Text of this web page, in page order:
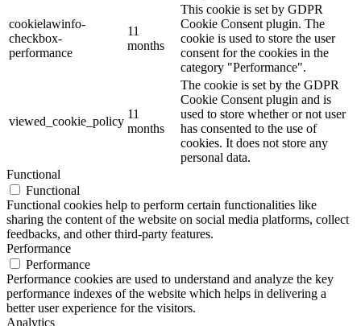
cookielawinfo-
checkbox-
performance
11
months
This cookie is set by GDPR
Cookie Consent plugin. The
cookie is used to store the user
consent for the cookies in the
category "Performance".
viewed_cookie_policy
11
months
The cookie is set by the GDPR
Cookie Consent plugin and is
used to store whether or not user
has consented to the use of
cookies. It does not store any
personal data.
Functional
Functional
Functional cookies help to perform certain functionalities like
sharing the content of the website on social media platforms, collect
feedbacks, and other third-party features.
Performance
Performance
Performance cookies are used to understand and analyze the key
performance indexes of the website which helps in delivering a
better user experience for the visitors.
Analytics